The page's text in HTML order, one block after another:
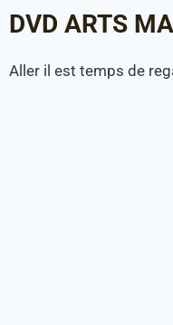
DVD ARTS
Aller il est temps de